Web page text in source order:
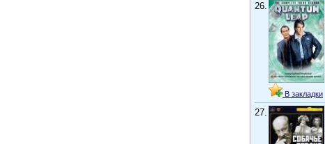
26.
В закладки
27.